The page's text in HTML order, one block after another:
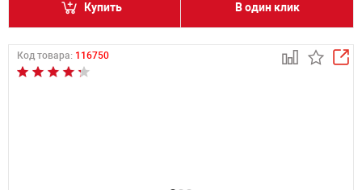
Купить В один клик
Код товара: 116750